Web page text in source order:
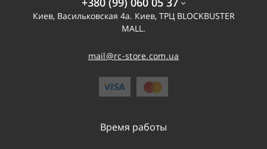
Киев, Васильковская 4а. Киев, ТРЦ BLOCKBUSTER
MALL.
mail@rc-store.com.ua
Время работы